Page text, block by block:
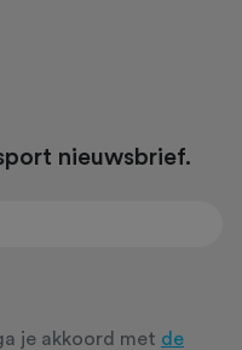
nieuwsbrief.
je akkoord met de